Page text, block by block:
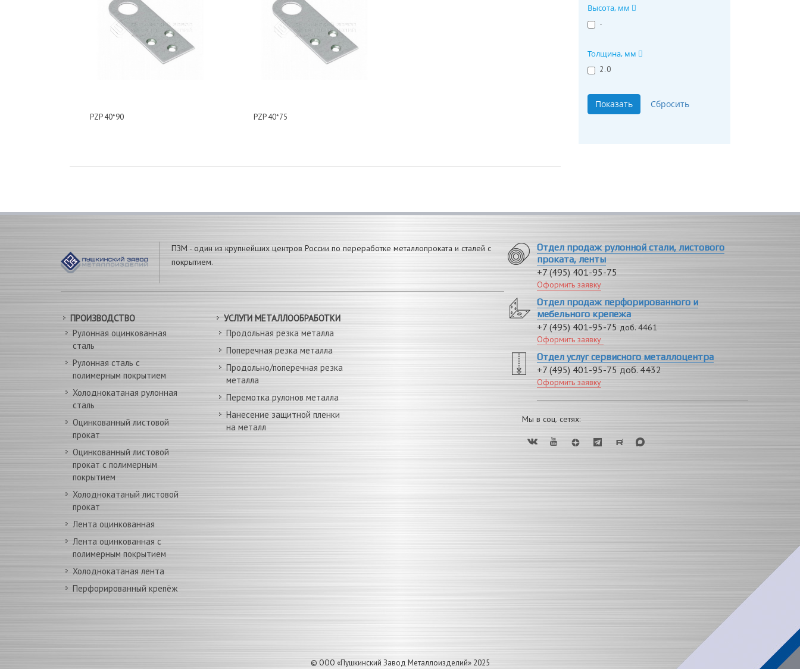
Высота, мм
-
Толщина, мм
2.0
PZP 40*90 PZP 40*75
ПЗМ - один из крупнейших центров России по переработке металлопроката и сталей с
покрытием.
ПРОИЗВОДСТВО
Рулонная оцинкованная
сталь
Рулонная сталь с
полимерным покрытием
Холоднокатаная рулонная
сталь
Оцинкованный листовой
прокат
Оцинкованный листовой
прокат с полимерным
покрытием
Холоднокатаный листовой
прокат
Лента оцинкованная
Лента оцинкованная c
полимерным покрытием
Холоднокатаная лента
Перфорированный крепёж
УСЛУГИ МЕТАЛЛООБРАБОТКИ
Продольная резка металла
Поперечная резка металла
Продольно/поперечная резка
металла
Перемотка рулонов металла
Нанесение защитной пленки
на металл
Отдел продаж рулонной стали, листового
проката, ленты
+7 (495) 401-95-75
Оформить заявку
Отдел продаж перфорированного и
мебельного крепежа
+7 (495) 401-95-75 доб. 4461
Оформить заявку
Отдел услуг сервисного металлоцентра
+7 (495) 401-95-75 доб. 4432
Оформить заявку
Мы в соц. сетях:
© ООО «Пушкинский Завод Металлоизделий» 2025